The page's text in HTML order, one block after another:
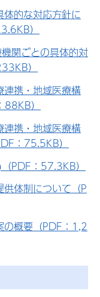
的な対応方針に
）
関ごとの具体的対
）
携・地域医療構
）
携・地域医療構
：75.5KB）
PDF：57.3KB）
体制について（P
の概要（PDF：1,2